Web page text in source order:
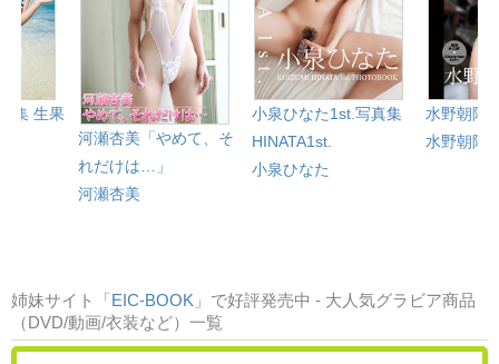
集 生果
河瀬杏美「やめて、そ
れだけは…」
河瀬杏美
小泉ひなた1st.写真集
HINATA1st.
小泉ひなた
水野朝陽
水野朝陽
姉妹サイト「EIC-BOOK 」で好評発売中 - 大人気グラビア商品
（DVD/動画/衣装など）一覧